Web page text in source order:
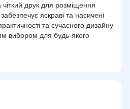
чіткий друк для розміщення
яскраві та насичені
та сучасного дизайну
вибором для будь-якого